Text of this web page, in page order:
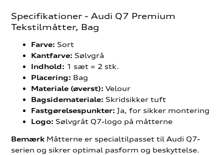
Specifikationer - Audi Q7 Premium
Tekstilmåtter, Bag
Farve: Sort
Kantfarve: Sølvgrå
Indhold: 1 sæt = 2 stk.
Placering: Bag
Materiale (øverst): Velour
Bagsidemateriale: Skridsikker tuft
Fastgørelsespunkter: Ja, for sikker montering
Logo: Sølvgråt Q7-logo på måtterne
Bemærk Måtterne er specialtilpasset til Audi Q7-
serien og sikrer optimal pasform og beskyttelse.